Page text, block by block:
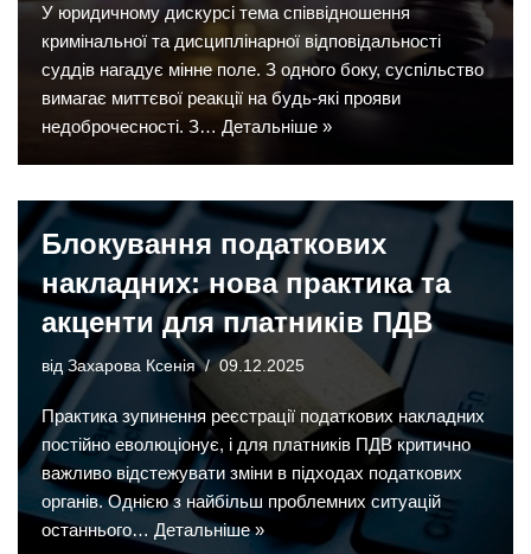
У юридичному дискурсі тема співвідношення
кримінальної та дисциплінарної відповідальності
суддів нагадує мінне поле. З одного боку, суспільство
вимагає миттєвої реакції на будь-які прояви
недоброчесності. З… Детальніше »
Блокування податкових
накладних: нова практика та
акценти для платників ПДВ
від Захарова Ксенія 09.12.2025
Практика зупинення реєстрації податкових накладних
постійно еволюціонує, і для платників ПДВ критично
важливо відстежувати зміни в підходах податкових
органів. Однією з найбільш проблемних ситуацій
останнього… Детальніше »